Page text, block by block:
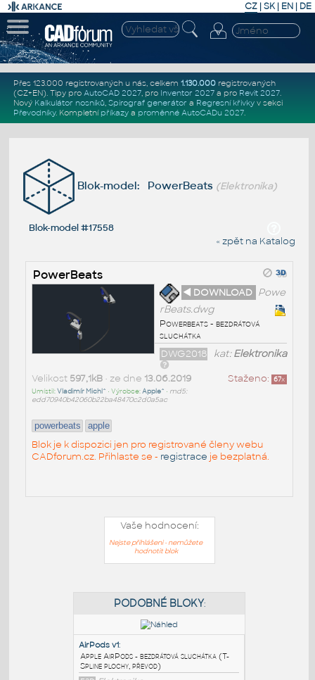
CZ | SK| EN | DE
Přes 123.000 registrovaných u nás, celkem 1.130.000registrovaných
(CZ+EN). Tipy pro AutoCAD 2027, pro Inventor 2027a pro Revit 2027.
Nový Kalkulátor nosníků, Spirograf generátor a Regresní křivkyv sekci
Převodníky. Kompletní příkazya proměnné AutoCADu 2027.
Blok-model: PowerBeats (Elektronika)
Blok-model #17558
« zpět na Katalog
PowerBeats
◄ DOWNLOAD Powe
rBeats.dwg
Powerbeats - bezdrátová
sluchátka
kat:Elektronika
DWG2018
Staženo: 67x
Velikost 597,1kB• ze dne 13.06.2019
Umístil:Vladimír Michl^ • Výrobce:Apple^ • md5:
edd70940b42060b22ba48470c2d0a5ac
powerbeats apple
Blok je k dispozici jen pro registrované členy webu
CADforum.cz. Přihlaste se - registrace je bezplatná.
Vaše hodnocení:
Nejste přihlášeni - nemůžete
hodnotit blok